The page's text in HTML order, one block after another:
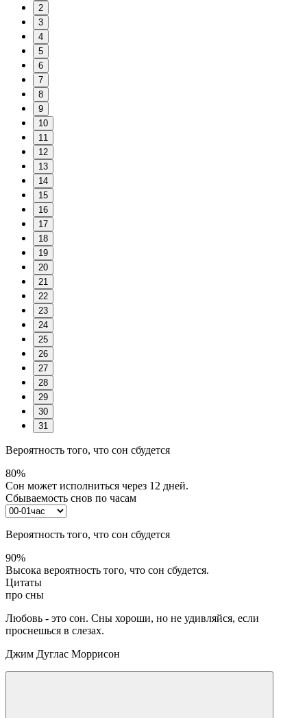
2
3
4
5
6
7
8
9
10
11
12
13
14
15
16
17
18
19
20
21
22
23
24
25
26
27
28
29
30
31
Вероятность того, что сон сбудется
80%
Сон может исполниться через 12 дней.
Сбываемость снов по часам
Вероятность того, что сон сбудется
90%
Высока вероятность того, что сон сбудется.
Цитаты
про сны
Любовь - это сон. Сны хороши, но не удивляйся, если
проснешься в слезах.
Джим Дуглас Моррисон